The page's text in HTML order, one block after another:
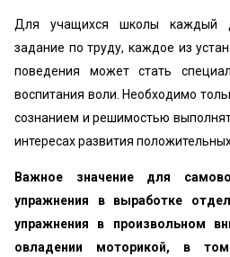
Для учащихся школы каждый
задание по труду, каждое из
поведения может стать
воспитания воли. Необходимо
сознанием и решимостью
интересах развития
Важное значение для
упражнения в выработке
упражнения в произвольном
овладении моторикой, в